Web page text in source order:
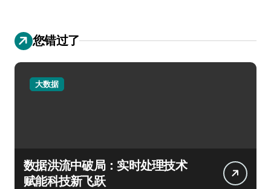
您错过了
大数据
数据洪流中破局：实时处理技术
赋能科技新飞跃